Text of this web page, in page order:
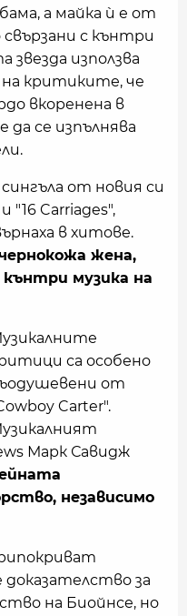
а майка ѝ е от
с кънтри
звезда използва
на критиките, че
вкоренена в
се изпълнява
от новия си
"16 Carriages",
в хитове.
жена,
кънтри музика на
са особено
от
Carter".
Марк Савидж
независимо
доказателство за
на Биойнсе, но